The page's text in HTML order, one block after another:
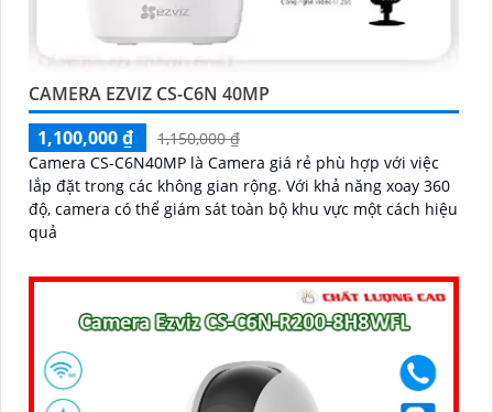
CAMERA EZVIZ CS-C6N 40MP
1,100,000 ₫
1,150,000 ₫
Camera CS-C6N40MP là Camera giá rẻ phù hợp với việc
lắp đặt trong các không gian rộng. Với khả năng xoay 360
độ, camera có thể giám sát toàn bộ khu vực một cách hiệu
quả